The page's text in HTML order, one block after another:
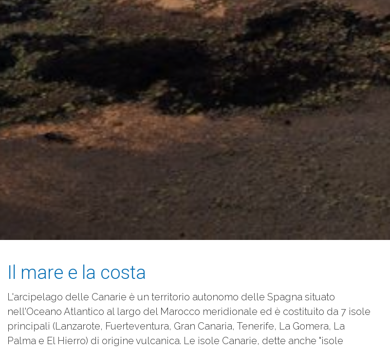
Il mare e la costa
L'arcipelago delle Canarie è un territorio autonomo delle Spagna situato
nell'Oceano Atlantico al largo del Marocco meridionale ed è costituito da 7 isole
principali (Lanzarote, Fuerteventura, Gran Canaria, Tenerife, La Gomera, La
Palma e El Hierro) di origine vulcanica. Le isole Canarie, dette anche "isole